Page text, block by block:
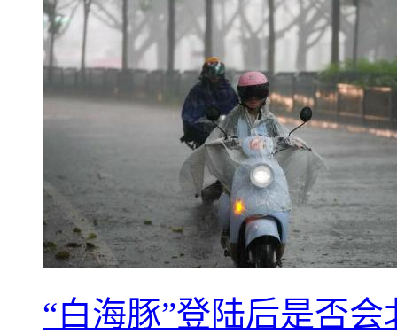
“白海豚”登陆后是否